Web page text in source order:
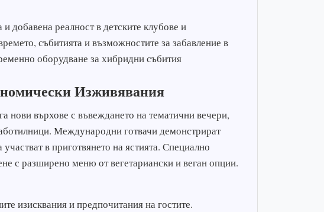
добавена реалност в детските клубове и
събитията и възможностите за забавление в
оборудване за хибридни събития
Изживявания
нови върхове с въвеждането на тематични вечери,
Международни готвачи демонстрират
в приготвянето на ястията. Специално
с разширено меню от вегетариански и веган опции.
изисквания и предпочитания на гостите.